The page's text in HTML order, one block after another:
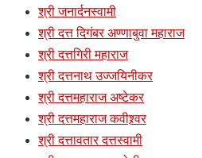
श्री जनार्दनस्वामी
श्री दत्त दिगंबर अण्णाबुवा महाराज
श्री दत्तगिरी महाराज
श्री दत्तनाथ उज्जयिनीकर
श्री दत्तमहाराज अष्टेकर
श्री दत्तमहाराज कवीश्र्वर
श्री दत्तावतार दत्तस्वामी